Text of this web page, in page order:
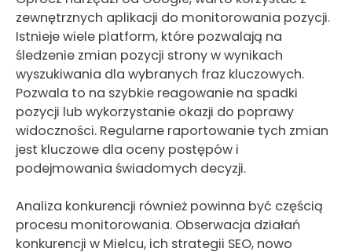
zewnętrznych aplikacji do monitorowania pozycji.
Istnieje wiele platform, które pozwalają na
śledzenie zmian pozycji strony w wynikach
wyszukiwania dla wybranych fraz kluczowych.
Pozwala to na szybkie reagowanie na spadki
pozycji lub wykorzystanie okazji do poprawy
widoczności. Regularne raportowanie tych zmian
jest kluczowe dla oceny postępów i
podejmowania świadomych decyzji.
Analiza konkurencji również powinna być częścią
procesu monitorowania. Obserwacja działań
konkurencji w Mielcu, ich strategii SEO, nowo